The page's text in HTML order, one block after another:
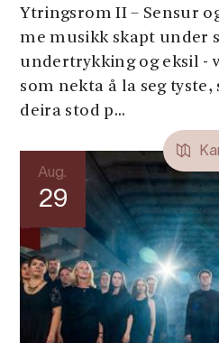
Ytringsrom II – Sensur
me musikk skapt under
undertrykking og eksil -
som nekta å la seg
deira stod p...
Aug.
29